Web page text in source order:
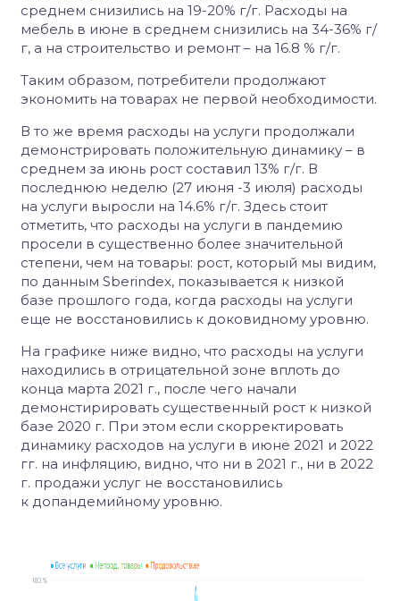
среднем снизились на 19-20% г/г. Расходы на
мебель в июне в среднем снизились на 34-36% г/
г, а на строительство и ремонт – на 16.8 % г/г.
Таким образом, потребители продолжают
экономить на товарах не первой необходимости.
В то же время расходы на услуги продолжали
демонстрировать положительную динамику – в
среднем за июнь рост составил 13% г/г. В
последнюю неделю (27 июня -3 июля) расходы
на услуги выросли на 14.6% г/г. Здесь стоит
отметить, что расходы на услуги в пандемию
просели в существенно более значительной
степени, чем на товары: рост, который мы видим,
по данным Sberindex, показывается к низкой
базе прошлого года, когда расходы на услуги
еще не восстановились к доковидному уровню.
На графике ниже видно, что расходы на услуги
находились в отрицательной зоне вплоть до
конца марта 2021 г., после чего начали
демонстирировать существенный рост к низкой
базе 2020 г. При этом если скорректировать
динамику расходов на услуги в июне 2021 и 2022
гг. на инфляцию, видно, что ни в 2021 г., ни в 2022
г. продажи услуг не восстановились
к допандемийному уровню.